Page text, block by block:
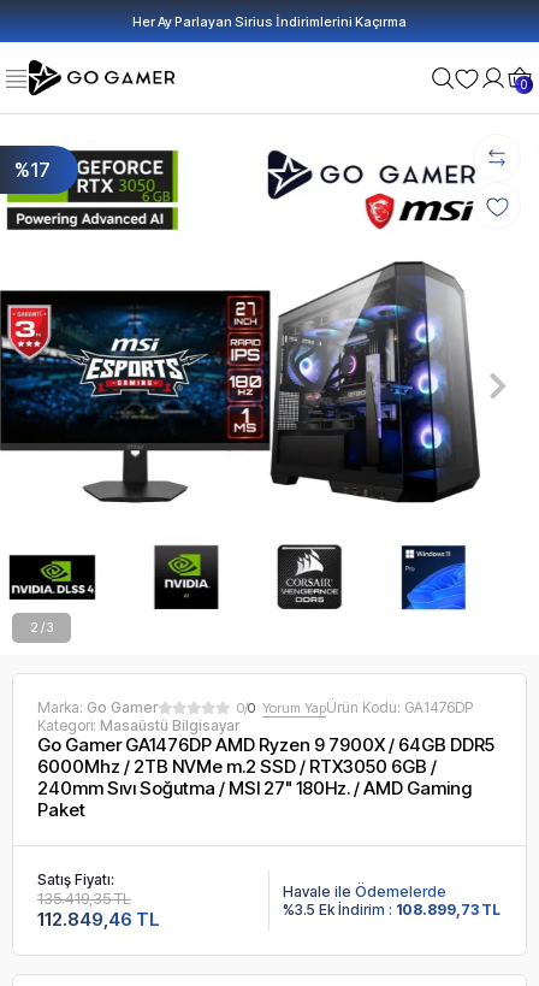
Her Ay Parlayan Sirius İndirimlerini Kaçırma
0
%17
2 / 3
Marka: Go Gamer 0/0 Yorum YapÜrün Kodu: GA1476DP
Kategori: Masaüstü Bilgisayar
Go Gamer GA1476DP AMD Ryzen 9 7900X / 64GB DDR5
6000Mhz / 2TB NVMe m.2 SSD / RTX3050 6GB /
240mm Sıvı Soğutma / MSI 27" 180Hz. / AMD Gaming
Paket
Satış Fiyatı:
112.849,46 TL
135.419,35 TL
Havale ile Ödemelerde
%3.5 Ek İndirim : 108.899,73 TL